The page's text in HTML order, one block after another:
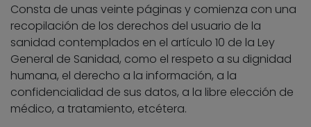
Consta de unas veinte páginas y comienza con una
recopilación de los derechos del usuario de la
sanidad contemplados en el artículo 10 de la Ley
General de Sanidad, como el respeto a su dignidad
humana, el derecho a la información, a la
confidencialidad de sus datos, a la libre elección de
médico, a tratamiento, etcétera.